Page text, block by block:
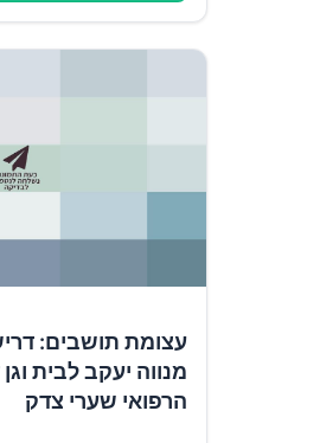
עצומת תושבים:
מנווה יעקב לבית
הרפואי שערי צדק